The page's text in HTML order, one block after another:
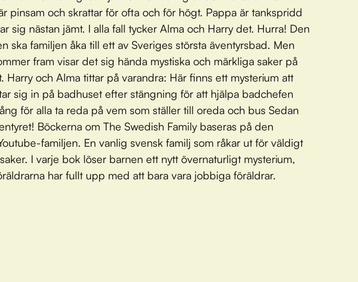
pinsam och skrattar för ofta och för högt. Pappa är tankspridd
sig nästan jämt. I alla fall tycker Alma och Harry det. Hurra! Den
ska familjen åka till ett av Sveriges största äventyrsbad. Men
fram visar det sig hända mystiska och märkliga saker på
Harry och Alma tittar på varandra: Här finns ett mysterium att
sig in på badhuset efter stängning för att hjälpa badchefen
för alla ta reda på vem som ställer till oreda och bus Sedan
Böckerna om The Swedish Family baseras på den
familjen. En vanlig svensk familj som råkar ut för väldigt
I varje bok löser barnen ett nytt övernaturligt mysterium,
har fullt upp med att bara vara jobbiga föräldrar.